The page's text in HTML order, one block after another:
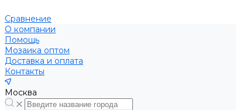
Сравнение
О компании
Помощь
Мозаика оптом
Доставка и оплата
Контакты
Москва